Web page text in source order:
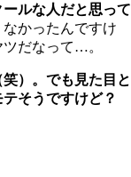
ルな人だと思って
かったんですけ
だなって…。
）。でも見た目と
そうですけど？